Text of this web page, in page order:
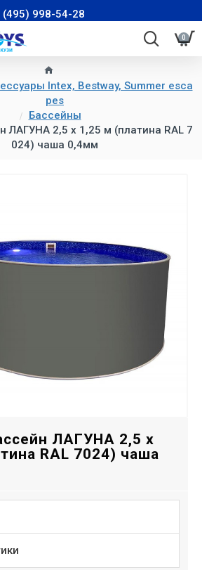
(495) 998-54-28
0
Intex, Bestway, Summer esca
pes
Бассейны
ЛАГУНА 2,5 х 1,25 м (платина RAL 7
024) чаша 0,4мм
ЛАГУНА 2,5 х
RAL 7024) чаша